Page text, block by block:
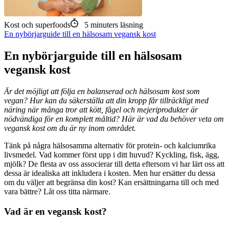
Kost och superfoods 5 minuters läsning
En nybörjarguide till en hälsosam vegansk kost
En nybörjarguide till en hälsosam
vegansk kost
Är det möjligt att följa en balanserad och hälsosam kost som
vegan? Hur kan du säkerställa att din kropp får tillräckligt med
näring när många tror att kött, fågel och mejeriprodukter är
nödvändiga för en komplett måltid? Här är vad du behöver veta om
vegansk kost om du är ny inom området.
Tänk på några hälsosamma alternativ för protein- och kalciumrika
livsmedel. Vad kommer först upp i ditt huvud? Kyckling, fisk, ägg,
mjölk? De flesta av oss associerar till detta eftersom vi har lärt oss att
dessa är idealiska att inkludera i kosten. Men hur ersätter du dessa
om du väljer att begränsa din kost? Kan ersättningarna till och med
vara bättre? Låt oss titta närmare.
Vad är en vegansk kost?